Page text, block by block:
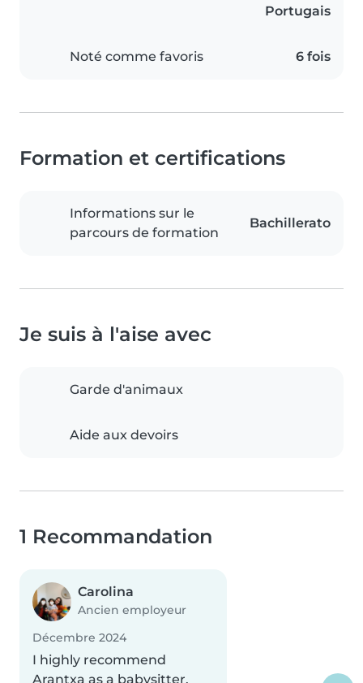
Portugais
Noté comme favoris 6 fois
Formation et certifications
Informations sur le
parcours de formation
Bachillerato
Je suis à l'aise avec
Garde d'animaux
Aide aux devoirs
1 Recommandation
Carolina
Ancien employeur
Décembre 2024
I highly recommend
Arantxa as a babysitter.